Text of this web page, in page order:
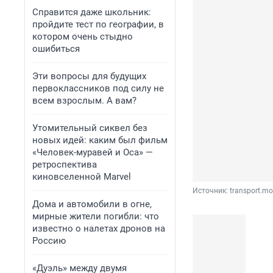
Справится даже школьник:
пройдите тест по географии, в
котором очень стыдно
ошибиться
Эти вопросы для будущих
первоклассников под силу не
всем взрослым. А вам?
Утомительный сиквел без
новых идей: каким был фильм
«Человек-муравей и Оса» —
ретроспектива
киновселенной Marvel
Дома и автомобили в огне,
мирные жители погибли: что
известно о налетах дронов на
Россию
«Дуэль» между двумя
Источник: